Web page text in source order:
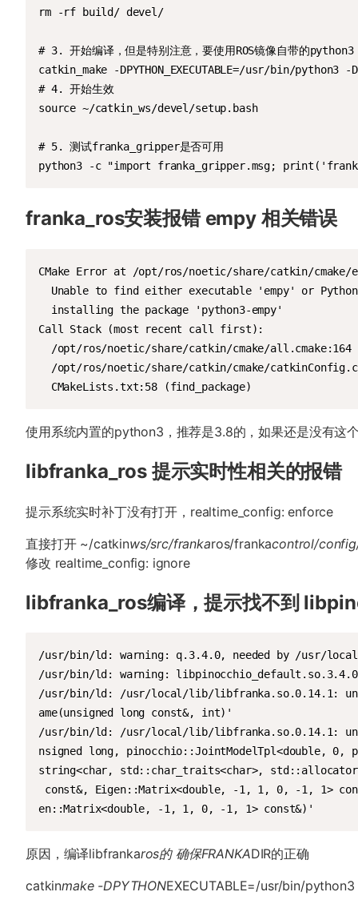
rm -rf build/ devel/
# 3. 开始编译，但是特别注意，要使用ROS镜像自带的
catkin_make -DPYTHON_EXECUTABLE=/usr/bin/
# 4. 开始生效
source ~/catkin_ws/devel/setup.bash
# 5. 测试franka_gripper是否可用
python3 -c "import franka_gripper.msg;
franka_ros安装报错 empy 相关错误
CMake Error at /opt/ros/noetic/share/catkin/cmake/
Unable to find either executable 'empy' or
  installing the package 'python3-empy'
Call Stack (most recent call first):
/opt/ros/noetic/share/catkin/cmake/all.cmake:164
/opt/ros/noetic/share/catkin/cmake/
  CMakeLists.txt:58 (find_package)
使用系统内置的python3，推荐是3.8的，如果还是没有
libfranka_ros 提示实时性相关的报错
提示系统实时补丁没有打开，realtime_config: enforce
直接打开 ~/catkinws/src/frankaros/frankacontrol/
修改 realtime_config: ignore
libfranka_ros编译，提示找不到
/usr/bin/ld: warning: q.3.4.0, needed by /usr/
/usr/bin/ld: warning:
/usr/bin/ld: /usr/local/lib/libfranka.so.0.14.1:
ame(unsigned long const&, int)'
/usr/bin/ld: /usr/local/lib/libfranka.so.0.14.1:
nsigned long, pinocchio::JointModelTpl<double, 0,
string<char, std::char_traits<char>,
const&, Eigen::Matrix<double, -1, 1, 0, -1, 1>
en::Matrix<double, -1, 1, 0, -1, 1> const&)'
原因，编译libfrankaros的 确保FRANKADIR的正确
catkinmake -DPYTHONEXECUTABLE=/usr/bin/